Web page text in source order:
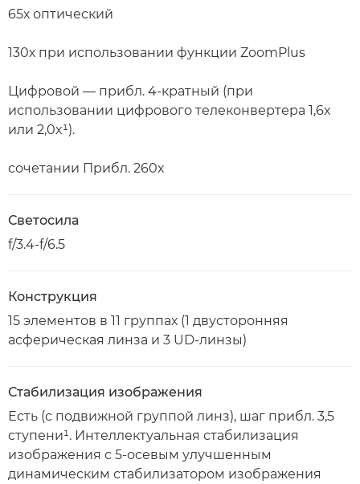
65х оптический
130х при использовании функции ZoomPlus
Цифровой — прибл. 4-кратный (при
использовании цифрового телеконвертера 1,6x
или 2,0x¹).
сочетании Прибл. 260x
Светосила
f/3.4-f/6.5
Конструкция
15 элементов в 11 группах (1 двусторонняя
асферическая линза и 3 UD-линзы)
Стабилизация изображения
Есть (с подвижной группой линз), шаг прибл. 3,5
ступени¹. Интеллектуальная стабилизация
изображения с 5-осевым улучшенным
динамическим стабилизатором изображения